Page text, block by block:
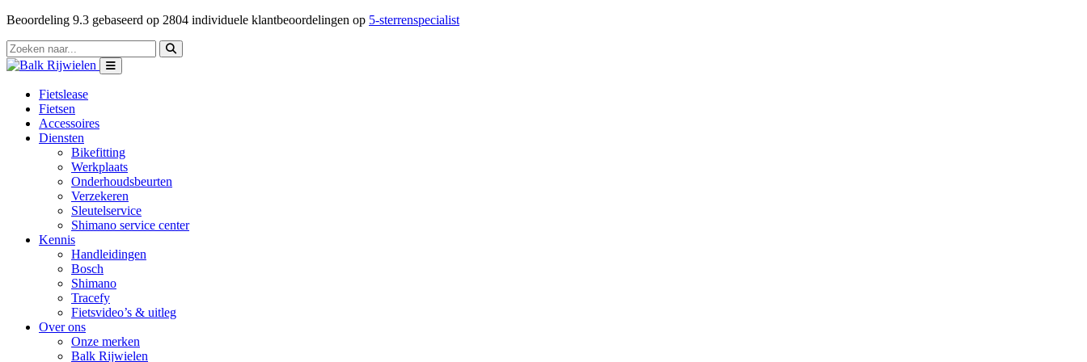
Beoordeling 9.3 gebaseerd op 2804 individuele klantbeoordelingen op 5-sterrenspecialist
Fietslease
Fietsen
Accessoires
Diensten
Bikefitting
Werkplaats
Onderhoudsbeurten
Verzekeren
Sleutelservice
Shimano service center
Kennis
Handleidingen
Bosch
Shimano
Tracefy
Fietsvideo’s & uitleg
Over ons
Onze merken
Balk Rijwielen